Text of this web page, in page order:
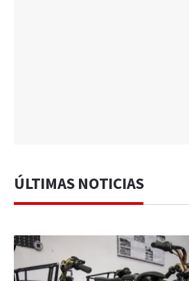
ÚLTIMAS NOTICIAS